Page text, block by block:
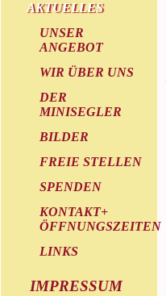
AKTUELLES
UNSER
ANGEBOT
WIR ÜBER UNS
DER
MINISEGLER
BILDER
FREIE STELLEN
SPENDEN
KONTAKT+
ÖFFNUNGSZEITEN
LINKS
IMPRESSUM